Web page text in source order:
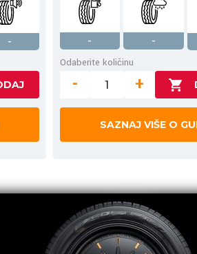
-
-
-
Odaberite količinu
- +
SAZNAJ VIŠE O